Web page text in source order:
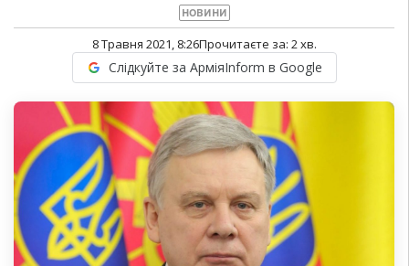
НОВИНИ
8 Травня 2021, 8:26Прочитаєте за: 2хв.
Слідкуйте за АрміяInform в Google